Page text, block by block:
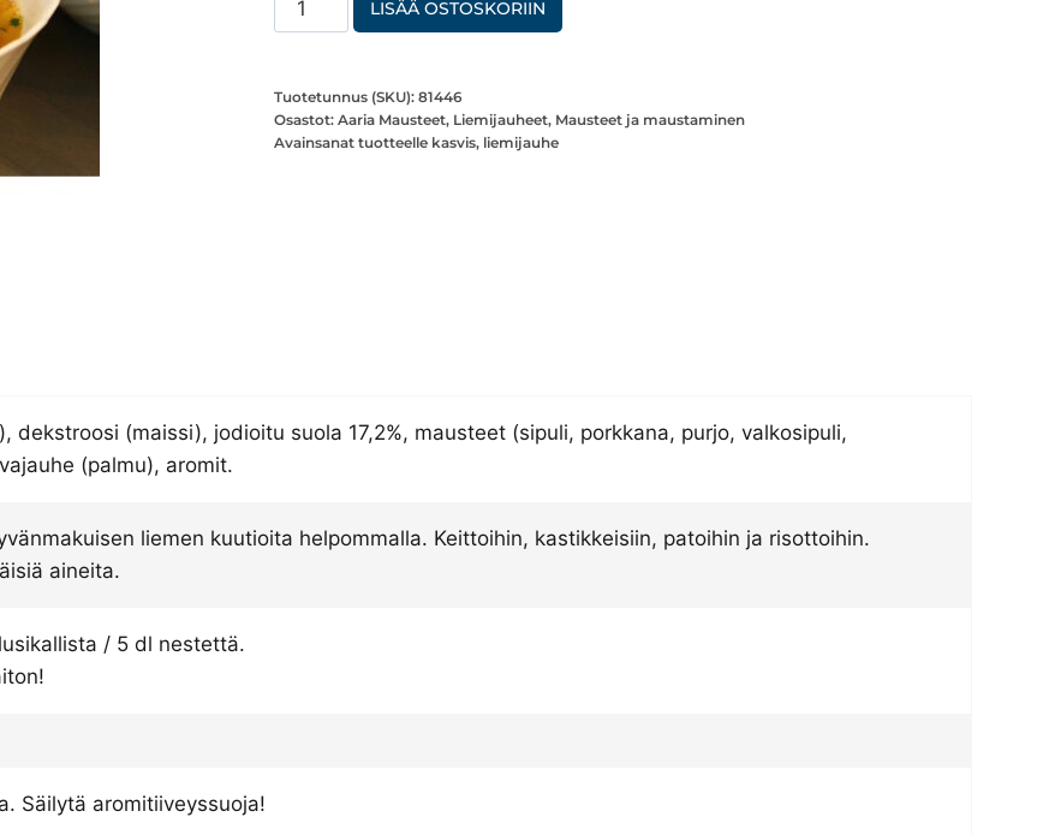
Kasvis
LISÄÄ OSTOSKORIIN
Tuotetunnus (SKU): 81446
Osastot: Aaria Mausteet, Liemijauheet, Mausteet ja maustaminen
Avainsanat tuotteelle kasvis, liemijauhe
dekstroosi (maissi), jodioitu suola 17,2%, mausteet (sipuli, porkkana, purjo, valkosipuli,
(palmu), aromit.
liemen kuutioita helpommalla. Keittoihin, kastikkeisiin, patoihin ja risottoihin.
aineita.
/ 5 dl nestettä.
Säilytä aromitiiveyssuoja!